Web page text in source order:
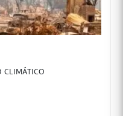
CLIMÁTICO